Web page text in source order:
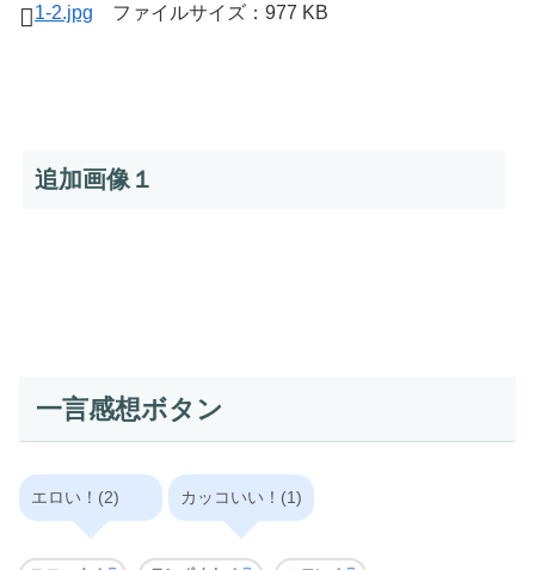
1-2.jpg ファイルサイズ：977 KB
追加画像１
一言感想ボタン
エロい！(2) カッコいい！(1)